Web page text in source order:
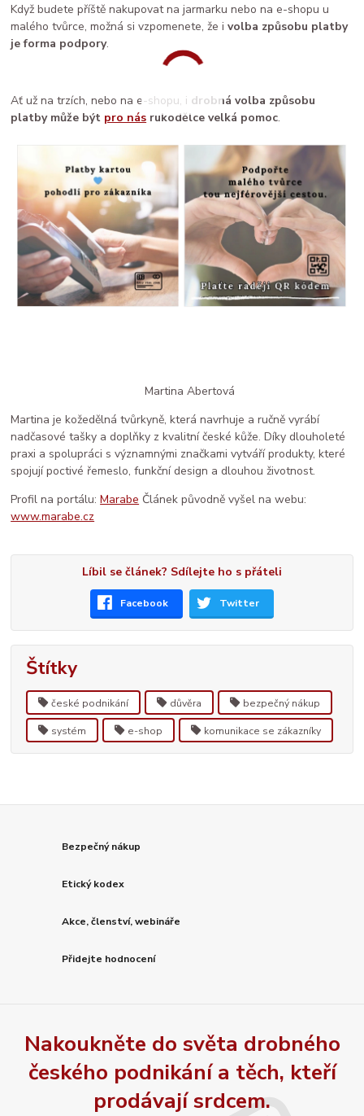
Když budete příště nakupovat na jarmarku nebo na e-shopu u
malého tvůrce, možná si vzpomenete, že ivolba způsobu platby
je forma podpory.
Ať už na trzích, nebo na e-shopu, i drobná volba způsobu
platby může být pro nás rukodělce velká pomoc.
Martina Abertová
Martina je kožedělná tvůrkyně, která navrhuje a ručně vyrábí
nadčasové tašky a doplňky z kvalitní české kůže. Díky dlouholeté
praxi a spolupráci s významnými značkami vytváří produkty, které
spojují poctivé řemeslo, funkční design a dlouhou životnost.
Profil na portálu:Marabe Článek původně vyšel na webu:
www.marabe.cz
Líbil se článek? Sdílejte ho s přáteli
Facebook Twitter
Štítky
české podnikání důvěra bezpečný nákup
systém e-shop komunikace se zákazníky
Bezpečný nákup
Etický kodex
Akce, členství, webináře
Přidejte hodnocení
Nakoukněte do světa drobného
českého podnikání a těch, kteří
prodávají srdcem.